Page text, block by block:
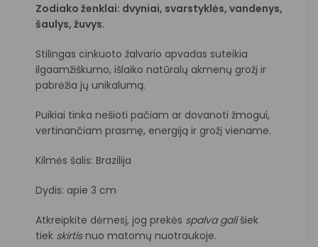
Zodiako ženklai: dvyniai, svarstyklės, vandenys,
šaulys, žuvys.
Stilingas cinkuoto žalvario apvadas suteikia
ilgaamžiškumo, išlaiko natūralų akmenų grožį ir
pabrėžia jų unikalumą.
Puikiai tinka nešioti pačiam ar dovanoti žmogui,
vertinančiam prasmę, energiją ir grožį viename.
Kilmės šalis: Brazilija
Dydis: apie 3 cm
Atkreipkite dėmesį, jog prekės spalva gališiek
tiek skirtisnuo matomų nuotraukoje.